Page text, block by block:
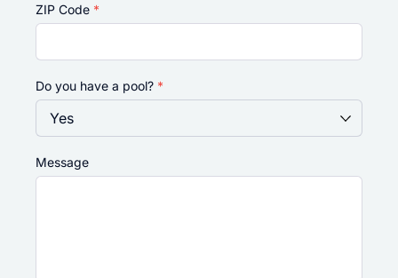
ZIP Code *
Do you have a pool? *
Message